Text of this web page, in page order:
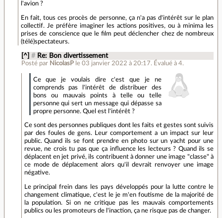
l'avion ?
En fait, tous ces procès de personne, ça n'a pas d'intérêt sur le plan
collectif. Je préfère imaginer les actions positives, ou à minima les
prises de conscience que le film peut déclencher chez de nombreux
(télé)spectateurs.
[^] # Re: Bon divertissement
Posté par NicolasP le 03 janvier 2022 à 20:17. Évalué à 4.
Ce que je voulais dire c'est que je ne
comprends pas l'intérêt de distribuer des
bons ou mauvais points à telle ou telle
personne qui sert un message qui dépasse sa
propre personne. Quel est l'intérêt ?
Ce sont des personnes publiques dont les faits et gestes sont suivis
par des foules de gens. Leur comportement a un impact sur leur
public. Quand ils se font prendre en photo sur un yacht pour une
revue, ne crois tu pas que ça influence les lecteurs ? Quand ils se
déplacent en jet privé, ils contribuent à donner une image "classe" à
ce mode de déplacement alors qu'il devrait renvoyer une image
négative.
Le principal frein dans les pays développés pour la lutte contre le
changement climatique, c'est le je m'en foutisme de la majorité de
la population. Si on ne critique pas les mauvais comportements
publics ou les promoteurs de l'inaction, ça ne risque pas de changer.